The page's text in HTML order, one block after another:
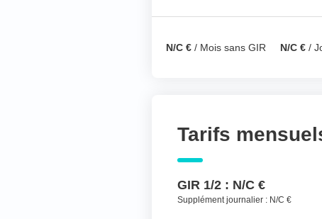
N/C € / Mois sans GIR N/C € /
Tarifs
GIR 1/2 : N/C €
Supplément journalier : N/C €